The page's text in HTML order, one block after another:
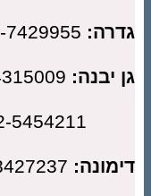
054-7429955
יבנה:052-4315009,
054-8427237